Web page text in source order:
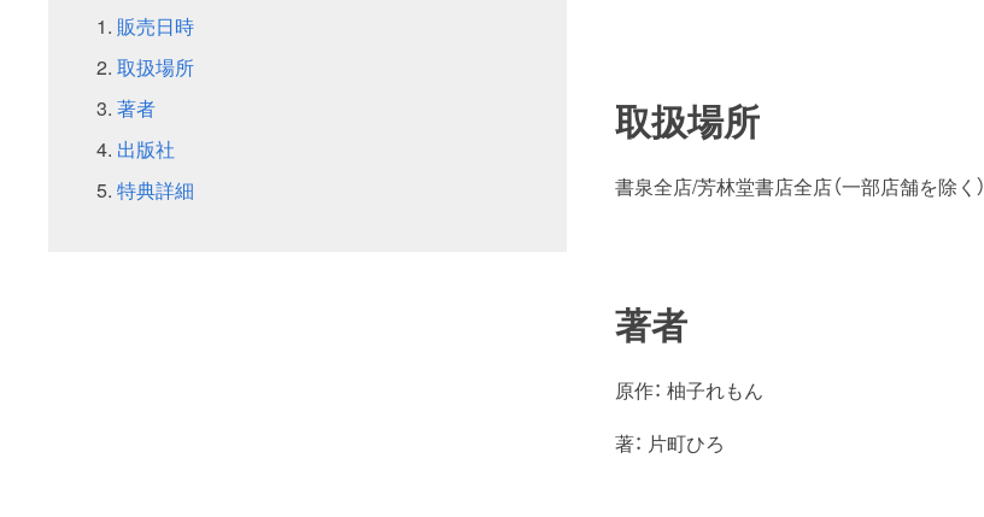
販売日時
取扱場所
著者
出版社
特典詳細
取扱場所
書泉全店/芳林堂書店全店（一部店舗を除く）
著者
原作： 柚子れもん
著： 片町ひろ